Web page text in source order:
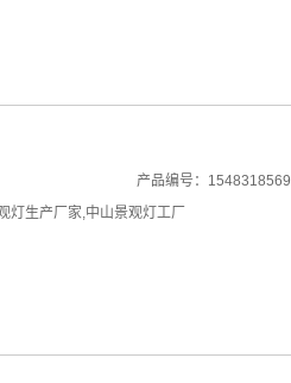
产品编号：1548318569
灯生产厂家,中山景观灯工厂